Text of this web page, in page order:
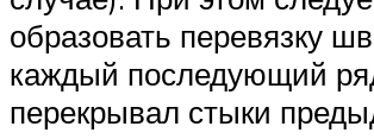
образовать перевязку
каждый последующий
перекрывал стыки